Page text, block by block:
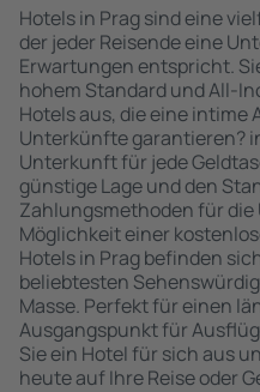
Hotels in Prag sind eine
der jeder Reisende eine
Erwartungen entspricht.
hohem Standard und All-
Hotels aus, die eine
Unterkünfte garantieren?
Unterkunft für jede
günstige Lage und den
Zahlungsmethoden für
Möglichkeit einer
Hotels in Prag befinden
beliebtesten
Masse. Perfekt für einen
Ausgangspunkt für
Sie ein Hotel für sich aus
heute auf Ihre Reise oder